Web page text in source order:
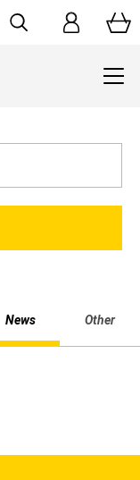
News Other